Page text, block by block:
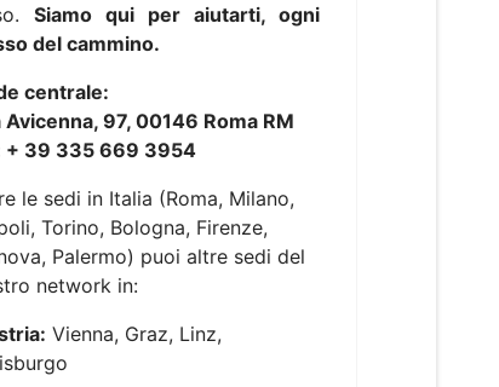
Siamo qui per aiutarti, ogni
del cammino.
centrale:
Avicenna, 97, 00146 Roma RM
+ 39 335 669 3954
le sedi in Italia (Roma, Milano,
Torino, Bologna, Firenze,
Palermo) puoi altre sedi del
network in:
Vienna, Graz, Linz,